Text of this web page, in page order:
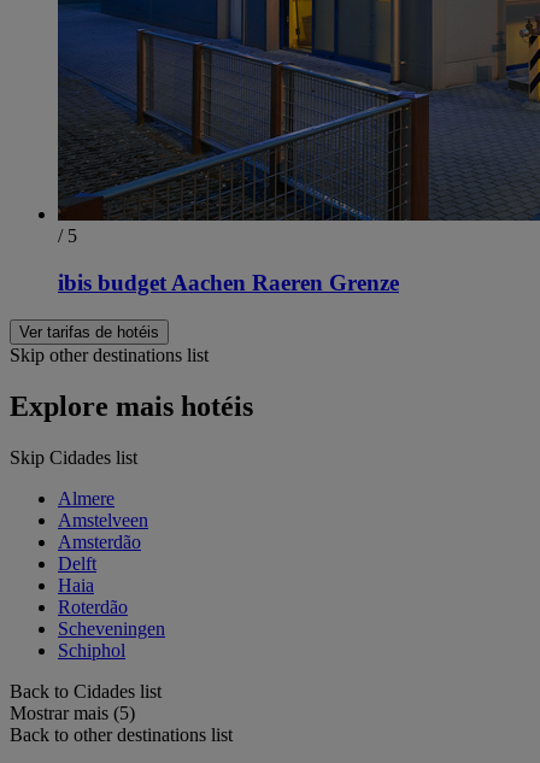
/ 5
ibis budget Aachen Raeren Grenze
Ver tarifas de hotéis
Skip other destinations list
Explore mais hotéis
Skip Cidades list
Almere
Amstelveen
Amsterdão
Delft
Haia
Roterdão
Scheveningen
Schiphol
Back to Cidades list
Mostrar mais (5)
Back to other destinations list